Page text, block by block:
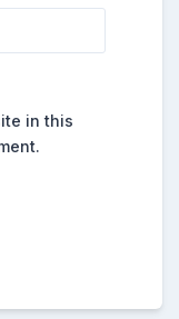
in this